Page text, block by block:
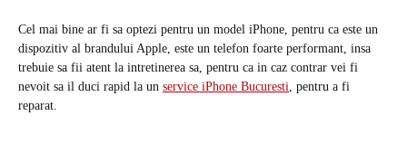
Cel mai bine ar fi sa optezi pentru un model iPhone, pentru ca este un
dispozitiv al brandului Apple, este un telefon foarte performant, insa
trebuie sa fii atent la intretinerea sa, pentru ca in caz contrar vei fi
nevoit sa il duci rapid la un service iPhone Bucuresti , pentru a fi
reparat.